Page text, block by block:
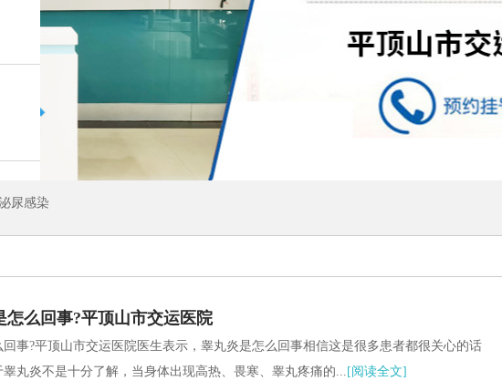
尿感染
怎么回事?平顶山市交运医院
事?平顶山市交运医院医生表示，睾丸炎是怎么回事相信这是很多患者都很关心的话
丸炎不是十分了解，当身体出现高热、畏寒、睾丸疼痛的... [阅读全文]